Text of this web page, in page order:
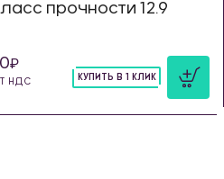
прочности 12.9
НДС КУПИТЬ В 1 КЛИК